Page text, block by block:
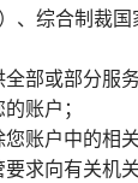
、综合制裁
部或部分服务
账户；
账户中的相
求向有关机关